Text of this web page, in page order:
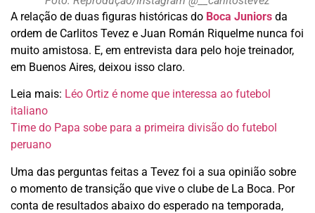
A relação de duas figuras históricas do Boca Juniors da
ordem de Carlitos Tevez e Juan Román Riquelme nunca foi
muito amistosa. E, em entrevista dara pelo hoje treinador,
em Buenos Aires, deixou isso claro.
Leia mais: Léo Ortiz é nome que interessa ao futebol
italiano
Time do Papa sobe para a primeira divisão do futebol
peruano
Uma das perguntas feitas a Tevez foi a sua opinião sobre
o momento de transição que vive o clube de La Boca. Por
conta de resultados abaixo do esperado na temporada,